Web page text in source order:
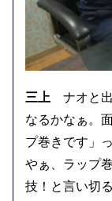
三上 ナオと出
なるかなぁ。
プ巻きです」
やぁ、ラップ
技！と言い切